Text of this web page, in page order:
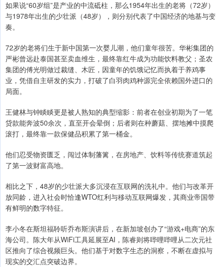
如果说“60岁组”是产业的中流砥柱，那么1954年出生的老将（72岁）
与1978年出生的少壮派（48岁），则分别代表了中国经济的地基与变
奏。
72岁的老将们生于新中国第一次婴儿潮，他们童年很苦。华彬集团的
严彬曾远赴泰国甚至卖血维生，最终靠红牛成为功能饮料教父；圣农
集团的傅光明做过裁缝、木匠，因童年的饥饿记忆而执着于养鸡事
业，凭借自主研发的实力，打破了白羽肉鸡种源完全依赖国外进口的
局面。
王健林与钟睒睒更是被人熟知的典型缩影：前者在创业初期为了一笔
贷款能奔波50余次，直至开会晕倒；后者则在种蘑菇、摆地摊中摸爬
滚打，最终靠一款保健品积累了第一桶金。
他们忍受物资匮乏，闯过体制藩篱，在房地产、饮料等传统赛道筑起
了第一波财富高地。
相比之下，48岁的少壮派大多沉浸在互联网的洗礼中。他们与改革开
放同龄，进入社会时恰逢WTO红利与移动互联网爆发，其商业帝国带
有鲜明的数字特征。
李小冬在斯坦福聆听乔布斯演讲后，在新加坡创办了“游戏+电商”的东
海公司。陈大年从WiFi工具延展至AI，陈睿则将哔哩哔哩从二次元社
区推向了综合视频巨头。他们基于对数字生态的洞察，不断在虚拟与
现实的交汇点突破边界。